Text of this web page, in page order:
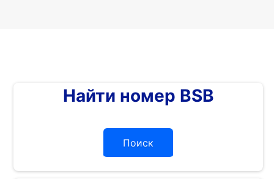
Найти номер BSB
Поиск